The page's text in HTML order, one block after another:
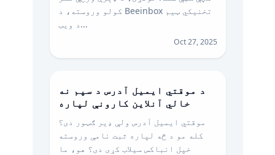
کولو وروسته، د Beeinbox تخنیکي ټیم
د ویب...
Oct 27, 2025
د موقتي ایمیل آدرس د سپم نه
خالي آنلاین کارونې لپاره
موقتي ایمیل آدرس ولې ډیر ګټور دی؟
کله مو د څه لپاره ثبت نامې وروسته
خپل انباکس سیلاب کړی دی؟ هو، ما